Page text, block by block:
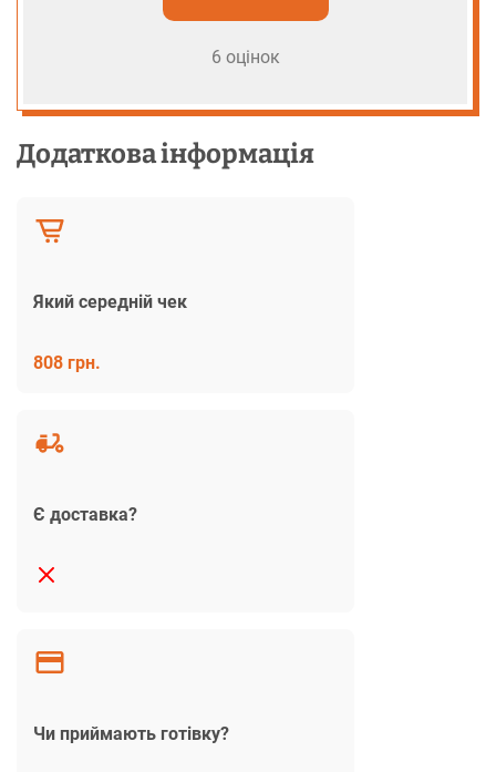
6 оцінок
Додаткова інформація
Який середній чек
808 грн.
Є доставка?
Чи приймають готівку?